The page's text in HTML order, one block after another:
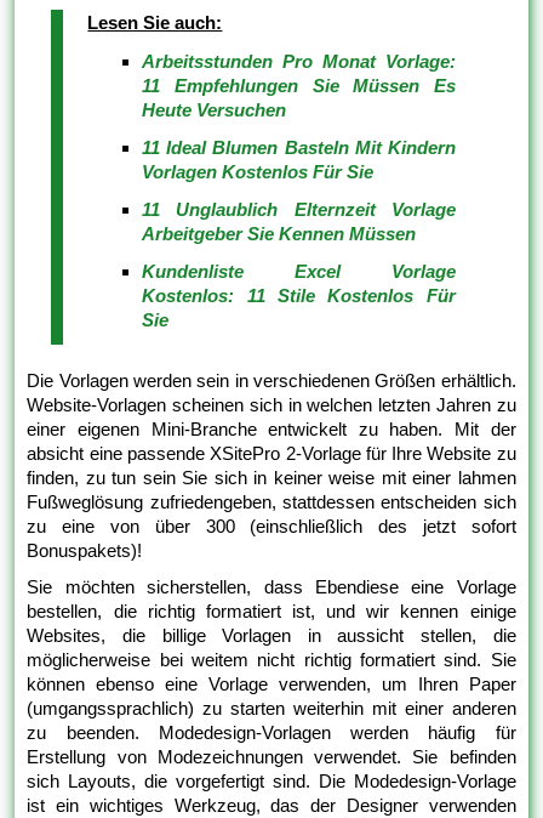
Lesen Sie auch:
Arbeitsstunden Pro Monat Vorlage:
11 Empfehlungen Sie Müssen Es
Heute Versuchen
11 Ideal Blumen Basteln Mit Kindern
Vorlagen Kostenlos Für Sie
11 Unglaublich Elternzeit Vorlage
Arbeitgeber Sie Kennen Müssen
Kundenliste Excel Vorlage
Kostenlos: 11 Stile Kostenlos Für
Sie
Die Vorlagen werden sein in verschiedenen Größen erhältlich.
Website-Vorlagen scheinen sich in welchen letzten Jahren zu
einer eigenen Mini-Branche entwickelt zu haben. Mit der
absicht eine passende XSitePro 2-Vorlage für Ihre Website zu
finden, zu tun sein Sie sich in keiner weise mit einer lahmen
Fußweglösung zufriedengeben, stattdessen entscheiden sich
zu eine von über 300 (einschließlich des jetzt sofort
Bonuspakets)!
Sie möchten sicherstellen, dass Ebendiese eine Vorlage
bestellen, die richtig formatiert ist, und wir kennen einige
Websites, die billige Vorlagen in aussicht stellen, die
möglicherweise bei weitem nicht richtig formatiert sind. Sie
können ebenso eine Vorlage verwenden, um Ihren Paper
(umgangssprachlich) zu starten weiterhin mit einer anderen
zu beenden. Modedesign-Vorlagen werden häufig für
Erstellung von Modezeichnungen verwendet. Sie befinden
sich Layouts, die vorgefertigt sind. Die Modedesign-Vorlage
ist ein wichtiges Werkzeug, das der Designer verwenden